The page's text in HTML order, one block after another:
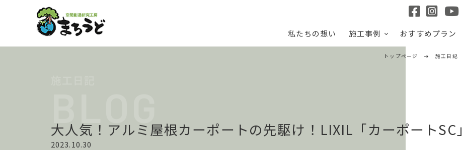
私たちの想い 施工事例 おすすめプラン
トップページ 施工日記
大人気！アルミ屋根カーポートの先駆け！LIXIL「カーポートSC」
2023.10.30